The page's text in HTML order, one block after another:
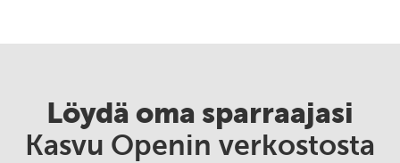
Löydä oma sparraajasi
Kasvu Openin verkostosta